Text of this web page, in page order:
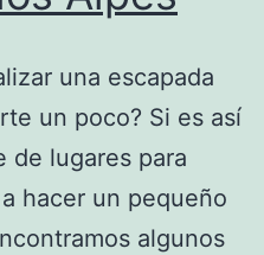
una escapada
un poco? Si es así
de lugares para
hacer un pequeño
algunos